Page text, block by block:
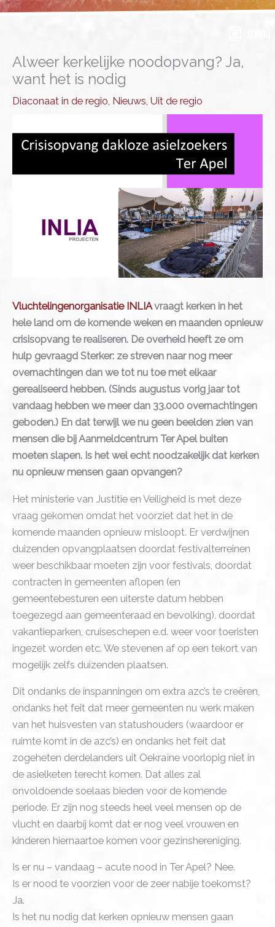
Ga
inhoud
Alweer kerkelijke noodopvang? Ja,
want het is nodig
Diaconaat in de regio Nieuws Uit de regio
Vluchtelingenorganisatie INLIAvraagt kerken in het
hele land om de komende weken en maanden opnieuw
crisisopvang te realiseren. De overheid heeft ze om
hulp gevraagd Sterker: ze streven naar nog meer
overnachtingen dan we tot nu toe met elkaar
gerealiseerd hebben. (Sinds augustus vorig jaar tot
vandaag hebben we meer dan 33.000 overnachtingen
geboden.) En dat terwijl we nu geen beelden zien van
mensen die bij Aanmeldcentrum Ter Apel buiten
moeten slapen. Is het wel echt noodzakelijk dat kerken
nu opnieuw mensen gaan opvangen?
Het ministerie van Justitie en Veiligheid is met deze
vraag gekomen omdat het voorziet dat het in de
komende maanden opnieuw misloopt. Er verdwijnen
duizenden opvangplaatsen doordat festivalterreinen
weer beschikbaar moeten zijn voor festivals, doordat
contracten in gemeenten aflopen (en
gemeentebesturen een uiterste datum hebben
toegezegd aan gemeenteraad en bevolking), doordat
vakantieparken, cruiseschepen e.d. weer voor toeristen
ingezet worden etc. We stevenen af op een tekort van
mogelijk zelfs duizenden plaatsen.
Dit ondanks de inspanningen om extra azc’s te creëren,
ondanks het feit dat meer gemeenten nu werk maken
van het huisvesten van statushouders (waardoor er
ruimte komt in de azc’s) en ondanks het feit dat
zogeheten derdelanders uit Oekraïne voorlopig niet in
de asielketen terecht komen. Dat alles zal
onvoldoende soelaas bieden voor de komende
periode. Er zijn nog steeds heel veel mensen op de
vlucht en daarbij komt dat er nog veel vrouwen en
kinderen hiernaartoe komen voor gezinshereniging.
Is er nu – vandaag – acute nood in Ter Apel? Nee.
Is er nood te voorzien voor de zeer nabije toekomst?
Ja.
Is het nu nodig dat kerken opnieuw mensen gaan